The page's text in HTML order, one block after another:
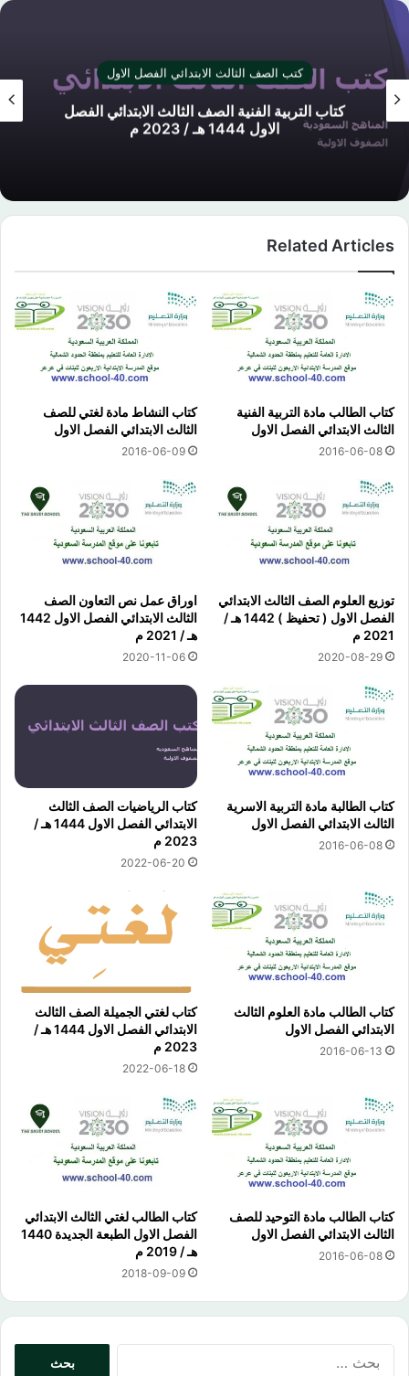
كتب الصف الثالث الابتدائي الفصل الاول
كتاب التربية الفنية الصف الثالث الابتدائي الفصل
الاول 1444 هـ / 2023 م
Related Articles
كتاب الطالب مادة التربية الفنية
الثالث الابتدائي الفصل الاول
2016-06-08
كتاب النشاط مادة لغتي للصف
الثالث الابتدائي الفصل الاول
2016-06-09
توزيع العلوم الصف الثالث الابتدائي
الفصل الاول ( تحفيظ ) 1442 هـ /
2021 م
2020-08-29
اوراق عمل نص التعاون الصف
الثالث الابتدائي الفصل الاول 1442
هـ / 2021 م
2020-11-06
كتاب الطالبة مادة التربية الاسرية
الثالث الابتدائي الفصل الاول
2016-06-08
كتاب الرياضيات الصف الثالث
الابتدائي الفصل الاول 1444 هـ /
2023 م
2022-06-20
كتاب الطالب مادة العلوم الثالث
الابتدائي الفصل الاول
2016-06-13
كتاب لغتي الجميلة الصف الثالث
الابتدائي الفصل الاول 1444 هـ /
2023 م
2022-06-18
كتاب الطالب مادة التوحيد للصف
الثالث الابتدائي الفصل الاول
2016-06-08
كتاب الطالب لغتي الثالث الابتدائي
الفصل الاول الطبعة الجديدة 1440
هـ / 2019 م
2018-09-09